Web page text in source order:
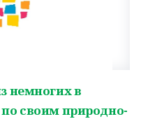
немногих в
своим природно-